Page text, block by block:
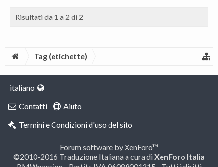
Risultati da 1 a 2 di 2
Tag (etichette)
italiano
Contatti
Aiuto
Termini e Condizioni d'uso del sito
Forum software by XenForo™
©2010-2016 Traduzione Italiana a cura diXenForo Italia